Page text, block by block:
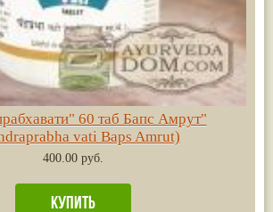
60 таб Бапс Амрут"
vati Baps Amrut)
400.00 руб.